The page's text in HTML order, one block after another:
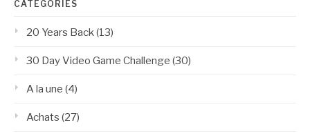
CATÉGORIES
20 Years Back(13)
30 Day Video Game Challenge (30)
A la une (4)
Achats (27)